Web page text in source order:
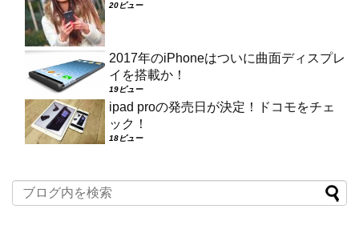
20ビュー
2017年のiPhoneはついに曲面ディスプレ
イを搭載か！
19ビュー
ipad proの発売日が決定！ドコモをチェ
ック！
18ビュー